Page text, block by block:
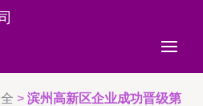
> 滨州高新区企业成功晋级第